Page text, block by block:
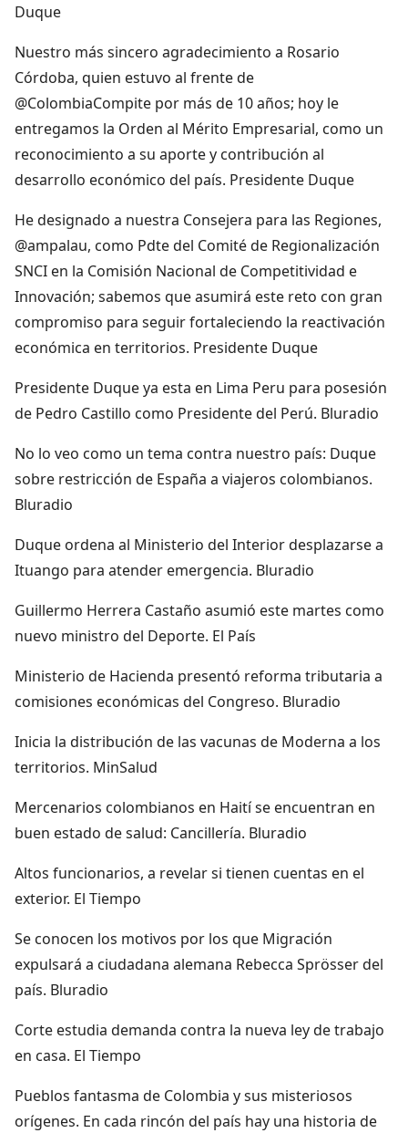
Duque
Nuestro más sincero agradecimiento a Rosario
Córdoba, quien estuvo al frente de
@ColombiaCompite por más de 10 años; hoy le
entregamos la Orden al Mérito Empresarial, como un
reconocimiento a su aporte y contribución al
desarrollo económico del país. Presidente Duque
He designado a nuestra Consejera para las Regiones,
@ampalau, como Pdte del Comité de Regionalización
SNCI en la Comisión Nacional de Competitividad e
Innovación; sabemos que asumirá este reto con gran
compromiso para seguir fortaleciendo la reactivación
económica en territorios. Presidente Duque
Presidente Duque ya esta en Lima Peru para posesión
de Pedro Castillo como Presidente del Perú. Bluradio
No lo veo como un tema contra nuestro país: Duque
sobre restricción de España a viajeros colombianos.
Bluradio
Duque ordena al Ministerio del Interior desplazarse a
Ituango para atender emergencia. Bluradio
Guillermo Herrera Castaño asumió este martes como
nuevo ministro del Deporte. El País
Ministerio de Hacienda presentó reforma tributaria a
comisiones económicas del Congreso. Bluradio
Inicia la distribución de las vacunas de Moderna a los
territorios. MinSalud
Mercenarios colombianos en Haití se encuentran en
buen estado de salud: Cancillería. Bluradio
Altos funcionarios, a revelar si tienen cuentas en el
exterior. El Tiempo
Se conocen los motivos por los que Migración
expulsará a ciudadana alemana Rebecca Sprösser del
país. Bluradio
Corte estudia demanda contra la nueva ley de trabajo
en casa. El Tiempo
Pueblos fantasma de Colombia y sus misteriosos
orígenes. En cada rincón del país hay una historia de